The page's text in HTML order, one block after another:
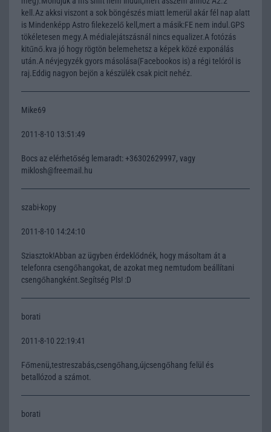
kell.Az akksi viszont a sok böngészés miatt lemerül akár fél nap alatt
is Mindenképp Astro filekezelő kell,mert a másik:FE nem indul.GPS
tökéletesen megy.A médialejátszásnál nincs equalizer.A fotózás
kitűnő.kva jó hogy rögtön belemehetsz a képek közé exponálás
után.A névjegyzék gyors másolása(Facebookos is) a régi telóról is
raj.Eddig nagyon bejön a készülék csak picit nehéz.
Mike69
2011-8-10 13:51:49
Bocs az elérhetőség lemaradt: +36302629997, vagy
miklosh@freemail.hu
szabi-kopy
2011-8-10 14:24:10
Sziasztok!Abban az ügyben érdeklődnék, hogy másoltam át a
telefonra csengőhangokat, de azokat meg nemtudom beállítani
csengőhangként.Segítség Pls! :D
borati
2011-8-10 22:19:41
Főmenü,testreszabás,csengőhang,újcsengőhang felül és
betallózod a számot.
borati